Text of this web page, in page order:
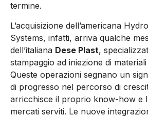
termine.
L’acquisizione dell’americana
Systems, infatti, arriva qualche
dell’italiana Dese Plast,
stampaggio ad iniezione di
Queste operazioni segnano un
di progresso nel percorso di
arricchisce il proprio know-how e
mercati serviti. Le nuove